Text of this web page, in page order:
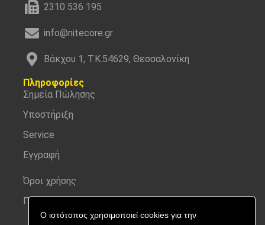
Ο ιστότοπος χρησιμοποιεί cookies για την
2310 536 195
info@nitecore.gr
Βάκχου 1, Τ.Κ.54629, Θεσσαλονίκη
Πληροφορίες
Σημεία Πώλησης
Υποστήριξη
Service
Εγγραφή
Όροι χρήσης
Προσωπικά δεδομένα